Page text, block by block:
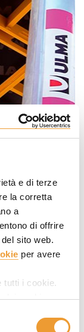
e di terze
la corretta
a
di offrire
sito web.
per avere
tutti i cookie.
dei cookie